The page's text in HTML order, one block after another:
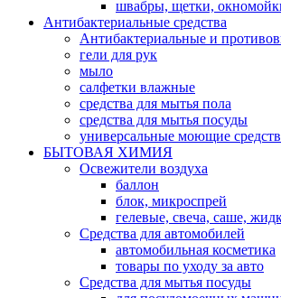
швабры, щетки,
Антибактериальные средства
Антибактериальные и
гели для рук
мыло
салфетки влажные
средства для мытья пола
средства для мытья посуды
универсальные моющие
БЫТОВАЯ ХИМИЯ
Освежители воздуха
баллон
блок, микроспрей
гелевые, свеча, саше,
Средства для автомобилей
автомобильная косметика
товары по уходу за авто
Средства для мытья посуды